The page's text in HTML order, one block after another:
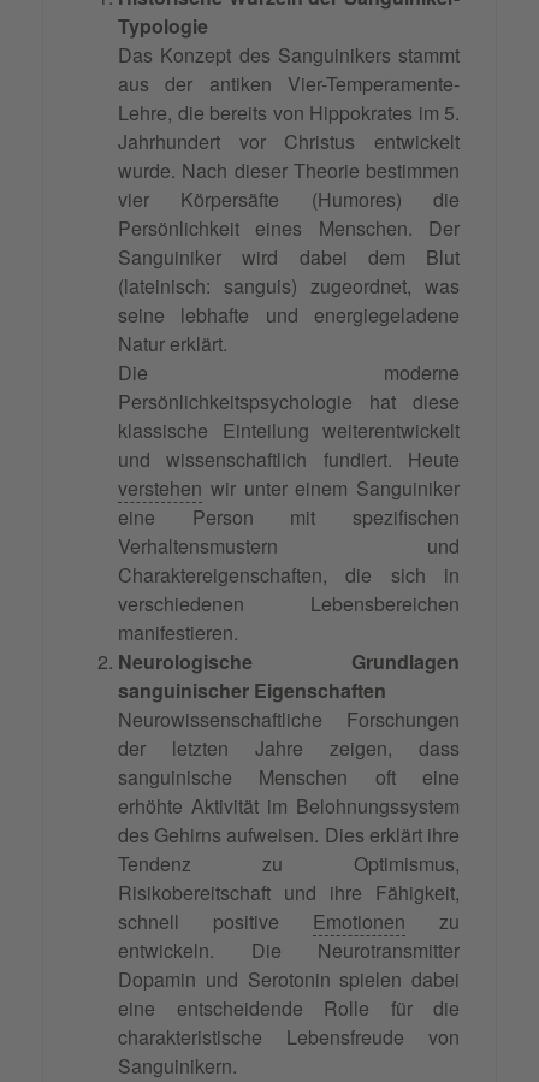
Typologie
Das Konzept des Sanguinikers stammt
aus der antiken Vier-Temperamente-
Lehre, die bereits von Hippokrates im 5.
Jahrhundert vor Christus entwickelt
wurde. Nach dieser Theorie bestimmen
vier Körpersäfte (Humores) die
Persönlichkeit eines Menschen. Der
Sanguiniker wird dabei dem Blut
(lateinisch: sanguis) zugeordnet, was
seine lebhafte und energiegeladene
Natur erklärt.
Die moderne
Persönlichkeitspsychologie hat diese
klassische Einteilung weiterentwickelt
und wissenschaftlich fundiert. Heute
verstehen wir unter einem Sanguiniker
eine Person mit spezifischen
Verhaltensmustern und
Charaktereigenschaften, die sich in
verschiedenen Lebensbereichen
manifestieren.
Neurologische Grundlagen
sanguinischer Eigenschaften
Neurowissenschaftliche Forschungen
der letzten Jahre zeigen, dass
sanguinische Menschen oft eine
erhöhte Aktivität im Belohnungssystem
des Gehirns aufweisen. Dies erklärt ihre
Tendenz zu Optimismus,
Risikobereitschaft und ihre Fähigkeit,
schnell positive Emotionen zu
entwickeln. Die Neurotransmitter
Dopamin und Serotonin spielen dabei
eine entscheidende Rolle für die
charakteristische Lebensfreude von
Sanguinikern.